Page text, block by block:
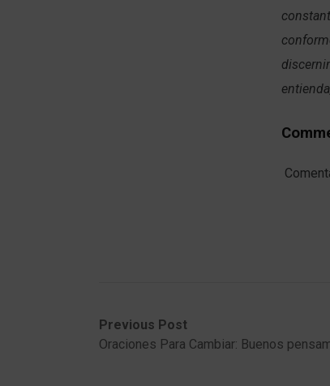
Previous Post
Oraciones Para Cambiar: Buenos